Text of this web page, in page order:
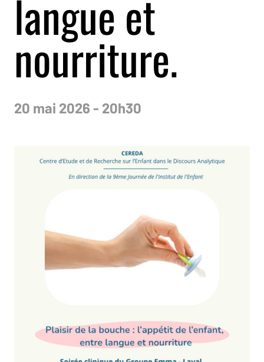
langue et
nourriture.
20 mai 2026 - 20h30